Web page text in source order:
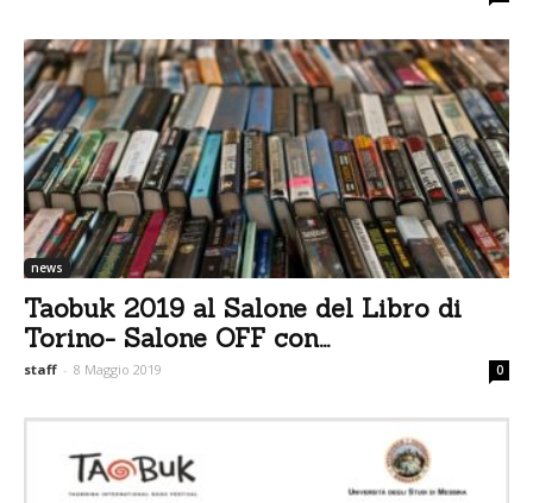
news
Taobuk 2019 al Salone del Libro di
Torino- Salone OFF con...
staff - 8 Maggio 2019 0